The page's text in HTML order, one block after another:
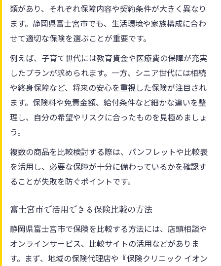
類があり、それぞれ保障内容や契約条件が大きく異なり
ます。静岡県富士宮市でも、生活環境や家族構成に合わ
せて適切な保険を選ぶことが重要です。
例えば、子育て世代には教育資金や医療費の保障が充実
したプランが求められます。一方、シニア世代には相続
や終身保障など、将来の安心を重視した保険が注目され
ます。保険料や免責金額、給付条件など細かな違いを整
理し、自分の希望やリスクに合ったものを見極めましょ
う。
複数の商品を比較検討する際は、パンフレットや比較表
を活用し、必要な保障が十分に備わっているかを確認す
ることが失敗を防ぐポイントです。
富士宮市で活用できる保険比較の方法
静岡県富士宮市で保険を比較する方法には、店頭相談や
オンラインサービス、比較サイトの活用などがありま
す。まず、地域の保険代理店や『保険クリニック イオン